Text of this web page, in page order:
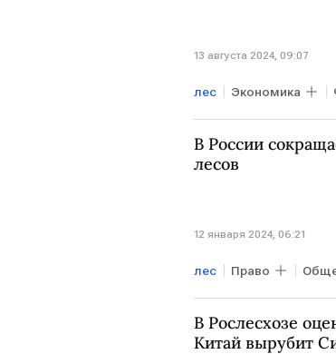
13 августа 2024, 09:07
лес Экономика
В России
лесов
12 января 2024, 06:21
лес Право
В Рослесхозе
Китай вырубит